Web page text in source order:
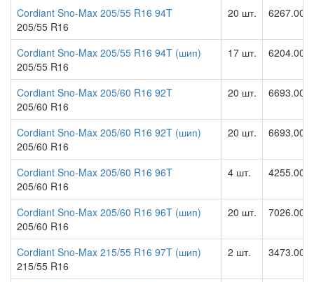
Cordiant Sno-Max 205/55 R16 94T
205/55 R16
20 шт. 6267.00
Cordiant Sno-Max 205/55 R16 94T (шип)
205/55 R16
17 шт. 6204.00
Cordiant Sno-Max 205/60 R16 92T
205/60 R16
20 шт. 6693.00
Cordiant Sno-Max 205/60 R16 92T (шип)
205/60 R16
20 шт. 6693.00
Cordiant Sno-Max 205/60 R16 96T
205/60 R16
4 шт. 4255.00
Cordiant Sno-Max 205/60 R16 96T (шип)
205/60 R16
20 шт. 7026.00
Cordiant Sno-Max 215/55 R16 97T (шип)
215/55 R16
2 шт. 3473.00